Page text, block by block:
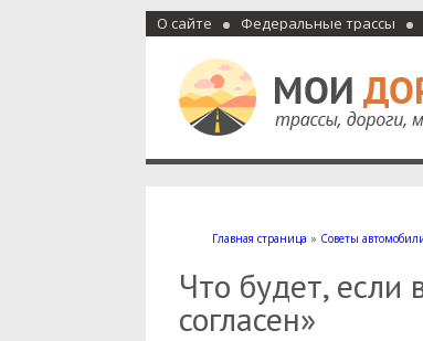
О сайте Федеральные трассы
Мои дороги
Как доехать, автомобильные дороги и
Главная страница » Советы
Что будет,
согласен»